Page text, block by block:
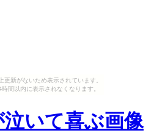
更新がないため表示されています。
間以内に表示されなくなります。
いて喜ぶ画像